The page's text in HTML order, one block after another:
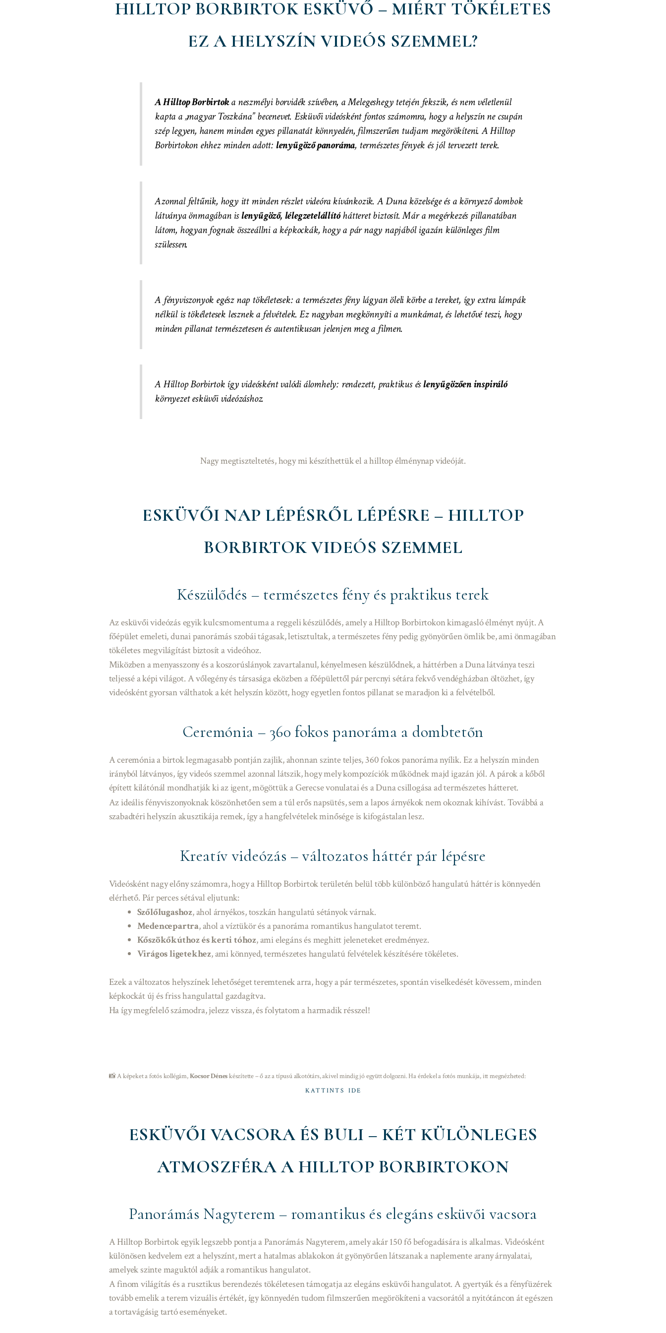
HILLTOP BORBIRTOK ESKÜVŐ – MIÉRT TÖKÉLETES
EZ A HELYSZÍN VIDEÓS SZEMMEL?
A Hilltop Borbirtoka neszmélyi borvidék szívében, a Melegeshegy tetején fekszik, és nem véletlenül
kapta a „magyar Toszkána” becenevet. Esküvői videósként fontos számomra, hogy a helyszín ne csupán
szép legyen, hanem minden egyes pillanatát könnyedén, filmszerűen tudjam megörökíteni. A Hilltop
Borbirtokon ehhez minden adott: lenyűgöző panoráma, természetes fények és jól tervezett terek.
Azonnal feltűnik, hogy itt minden részlet videóra kívánkozik. A Duna közelsége és a környező dombok
látványa önmagában islenyűgöző, lélegzetelállítóhátteret biztosít. Már a megérkezés pillanatában
látom, hogyan fognak összeállni a képkockák, hogy a pár nagy napjából igazán különleges film
szülessen.
A fényviszonyok egész nap tökéletesek: a természetes fény lágyan öleli körbe a tereket, így extra lámpák
nélkül is tökéletesek lesznek a felvételek. Ez nagyban megkönnyíti a munkámat, és lehetővé teszi, hogy
minden pillanat természetesen és autentikusan jelenjen meg a filmen.
A Hilltop Borbirtok így videósként valódi álomhely: rendezett, praktikus éslenyűgözően inspiráló
környezet esküvői videózáshoz.
Nagy megtiszteltetés, hogy mi készíthettük el a hilltop élménynap videóját.
ESKÜVŐI NAP LÉPÉSRŐL LÉPÉSRE – HILLTOP
BORBIRTOK VIDEÓS SZEMMEL
Készülődés – természetes fény és praktikus terek
Az esküvői videózás egyik kulcsmomentuma a reggeli készülődés, amely a Hilltop Borbirtokon kimagasló élményt nyújt. A
főépület emeleti, dunai panorámás szobái tágasak, letisztultak, a természetes fény pedig gyönyörűen ömlik be, ami önmagában
tökéletes megvilágítást biztosít a videóhoz.
Miközben a menyasszony és a koszorúslányok zavartalanul, kényelmesen készülődnek, a háttérben a Duna látványa teszi
teljessé a képi világot. A vőlegény és társasága eközben a főépülettől pár percnyi sétára fekvő vendégházban öltözhet, így
videósként gyorsan válthatok a két helyszín között, hogy egyetlen fontos pillanat se maradjon ki a felvételből.
Ceremónia – 360 fokos panoráma a dombtetőn
A ceremónia a birtok legmagasabb pontján zajlik, ahonnan szinte teljes, 360 fokos panoráma nyílik. Ez a helyszín minden
irányból látványos, így videós szemmel azonnal látszik, hogy mely kompozíciók működnek majd igazán jól. A párok a kőből
épített kilátónál mondhatják ki az igent, mögöttük a Gerecse vonulatai és a Duna csillogása ad természetes hátteret.
Az ideális fényviszonyoknak köszönhetően sem a túl erős napsütés, sem a lapos árnyékok nem okoznak kihívást. Továbbá a
szabadtéri helyszín akusztikája remek, így a hangfelvételek minősége is kifogástalan lesz.
Kreatív videózás – változatos háttér pár lépésre
Videósként nagy előny számomra, hogy a Hilltop Borbirtok területén belül több különböző hangulatú háttér is könnyedén
elérhető. Pár perces sétával eljutunk:
Szőlőlugashoz, ahol árnyékos, toszkán hangulatú sétányok várnak.
Medencepartra, ahol a víztükör és a panoráma romantikus hangulatot teremt.
Kőszökőkúthoz és kerti tóhoz, ami elegáns és meghitt jeleneteket eredményez.
Virágos ligetekhez, ami könnyed, természetes hangulatú felvételek készítésére tökéletes.
Ezek a változatos helyszínek lehetőséget teremtenek arra, hogy a pár természetes, spontán viselkedését kövessem, minden
képkockát új és friss hangulattal gazdagítva.
Ha így megfelelő számodra, jelezz vissza, és folytatom a harmadik résszel!
📸 A képeket a fotós kollégám,Kocsor Déneskészítette – ő az a típusú alkotótárs, akivel mindig jó együtt dolgozni. Ha érdekel a fotós munkája, itt megnézheted:
KATTINTS IDE
ESKÜVŐI VACSORA ÉS BULI – KÉT KÜLÖNLEGES
ATMOSZFÉRA A HILLTOP BORBIRTOKON
Panorámás Nagyterem – romantikus és elegáns esküvői vacsora
A Hilltop Borbirtok egyik legszebb pontja a Panorámás Nagyterem, amely akár 150 fő befogadására is alkalmas. Videósként
különösen kedvelem ezt a helyszínt, mert a hatalmas ablakokon át gyönyörűen látszanak a naplemente arany árnyalatai,
amelyek szinte maguktól adják a romantikus hangulatot.
A finom világítás és a rusztikus berendezés tökéletesen támogatja az elegáns esküvői hangulatot. A gyertyák és a fényfüzérek
tovább emelik a terem vizuális értékét, így könnyedén tudom filmszerűen megörökíteni a vacsorától a nyitótáncon át egészen
a tortavágásig tartó eseményeket.